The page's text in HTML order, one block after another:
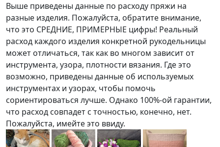
Выше приведены данные по расходу пряжи на
разные изделия. Пожалуйста, обратите внимание,
что это СРЕДНИЕ, ПРИМЕРНЫЕ цифры! Реальный
расход каждого изделия конкретной рукодельницы
может отличаться, так как во многом зависит от
инструмента, узора, плотности вязания. Где это
возможно, приведены данные об используемых
инструментах и узорах, чтобы помочь
сориентироваться лучше. Однако 100%-ой гарантии,
что расход совпадет с точностью, конечно, нет.
Пожалуйста, имейте это ввиду.